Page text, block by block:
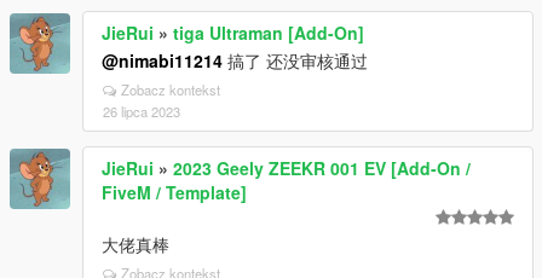
JieRui » tiga Ultraman [Add-On]
@nimabi11214 搞了 还没审核通过
Zobacz kontekst
26 lipca 2023
JieRui » 2023 Geely ZEEKR 001 EV [Add-On /
FiveM / Template]
大佬真棒
Zobacz kontekst